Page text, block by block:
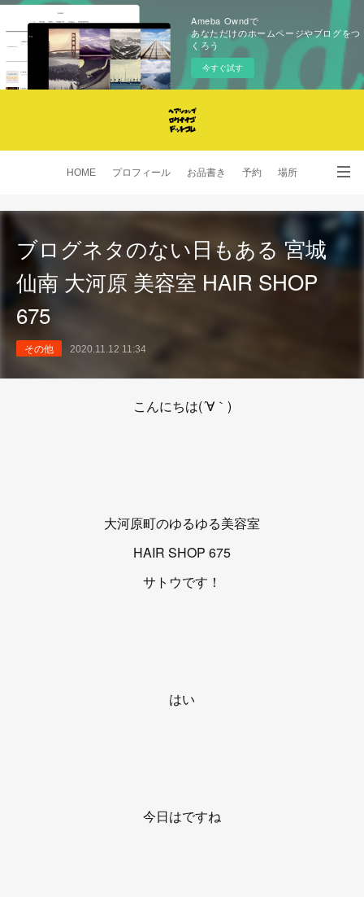
Ameba Owndで
あなただけのホームページやブログをつ
くろう
今すぐ試す
HOME プロフィール お品書き 予約 場所
SNS
ブログネタのない日もある 宮城
仙南 大河原 美容室 HAIR SHOP
675
その他 2020.11.12 11:34
こんにちは(´∀｀)
大河原町のゆるゆる美容室
HAIR SHOP 675
サトウです！
はい
今日はですね